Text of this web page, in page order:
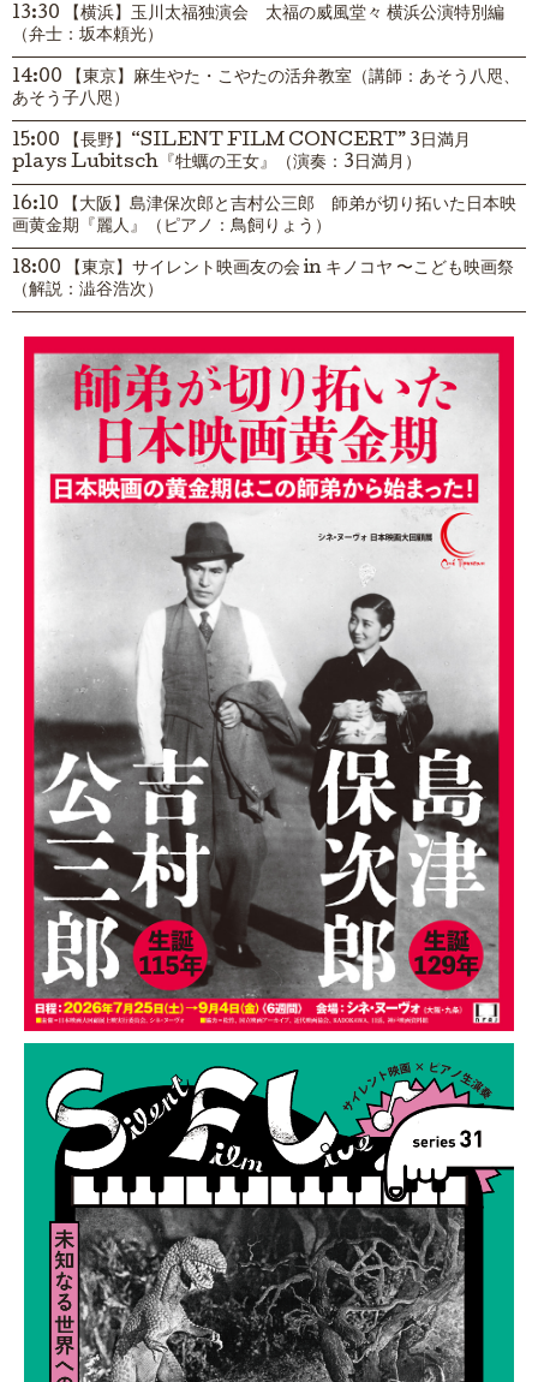
13:30 【横浜】玉川太福独演会 太福の威風堂々 横浜公演特別編
（弁士：坂本頼光）
14:00 【東京】麻生やた・こやたの活弁教室（講師：あそう八咫、
あそう子八咫）
15:00 【長野】“SILENT FILM CONCERT” 3日満月
plays Lubitsch『牡蠣の王女』（演奏：3日満月）
16:10 【大阪】島津保次郎と吉村公三郎 師弟が切り拓いた日本映
画黄金期『麗人』（ピアノ：鳥飼りょう）
18:00 【東京】サイレント映画友の会 in キノコヤ 〜こども映画祭
（解説：澁谷浩次）